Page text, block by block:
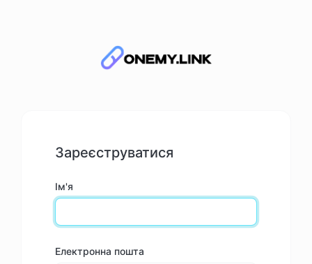
Зареєструватися
Ім'я
Електронна пошта